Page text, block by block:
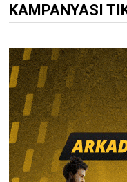
KAMPANYASI